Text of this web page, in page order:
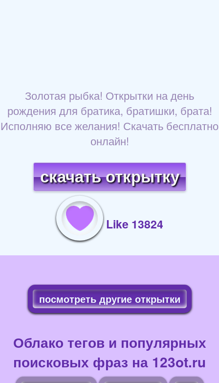
Золотая рыбка! Открытки на день
рождения для братика, братишки, брата!
Исполняю все желания! Скачать бесплатно
онлайн!
скачать открытку
Like 13824
посмотреть другие открытки
Облако тегов и популярных
поисковых фраз на 123ot.ru